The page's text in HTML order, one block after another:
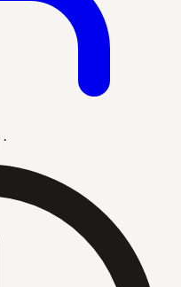
·